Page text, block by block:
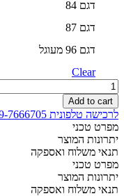
דגם 84
דגם 87
דגם 96 מעוגל
Clear
מיטה
מתכווננת
קומפלט
חשמלית
בהפרדה
יהודית
quantity
Add to cart
לרכישה טלפונית 09-7666705
מפרט טכני
יתרונות המוצר
תנאי משלוח ואספקה
מפרט טכני
יתרונות המוצר
תנאי משלוח ואספקה